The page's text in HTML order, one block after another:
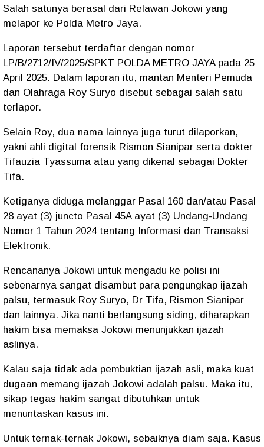
Salah satunya berasal dari Relawan Jokowi yang
melapor ke Polda Metro Jaya.
Laporan tersebut terdaftar dengan nomor
LP/B/2712/IV/2025/SPKT POLDA METRO JAYA pada 25
April 2025. Dalam laporan itu, mantan Menteri Pemuda
dan Olahraga Roy Suryo disebut sebagai salah satu
terlapor.
Selain Roy, dua nama lainnya juga turut dilaporkan,
yakni ahli digital forensik Rismon Sianipar serta dokter
Tifauzia Tyassuma atau yang dikenal sebagai Dokter
Tifa.
Ketiganya diduga melanggar Pasal 160 dan/atau Pasal
28 ayat (3) juncto Pasal 45A ayat (3) Undang-Undang
Nomor 1 Tahun 2024 tentang Informasi dan Transaksi
Elektronik.
Rencananya Jokowi untuk mengadu ke polisi ini
sebenarnya sangat disambut para pengungkap ijazah
palsu, termasuk Roy Suryo, Dr Tifa, Rismon Sianipar
dan lainnya. Jika nanti berlangsung siding, diharapkan
hakim bisa memaksa Jokowi menunjukkan ijazah
aslinya.
Kalau saja tidak ada pembuktian ijazah asli, maka kuat
dugaan memang ijazah Jokowi adalah palsu. Maka itu,
sikap tegas hakim sangat dibutuhkan untuk
menuntaskan kasus ini.
Untuk ternak-ternak Jokowi, sebaiknya diam saja. Kasus